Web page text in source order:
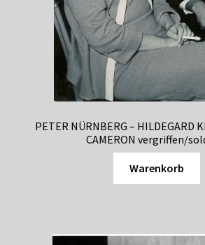
PETER NÜRNBERG – HILDEGARD
CAMERON vergriffen/
Warenkorb